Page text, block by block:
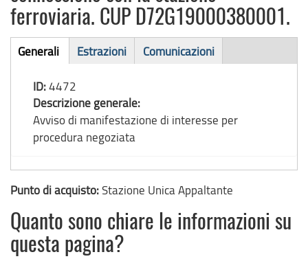
ferroviaria. CUP D72G19000380001.
Bando
gara
Generali
attiva)
Estrazioni Comunicazioni
ID:4472
Descrizione generale:
Avviso di manifestazione di interesse per
procedura negoziata
Punto di acquisto:Stazione Unica Appaltante
Quanto sono chiare le informazioni su
questa pagina?